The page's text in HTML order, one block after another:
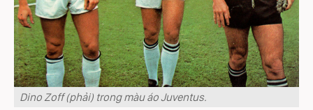
Dino Zoff (phải) trong màu áo Juventus.